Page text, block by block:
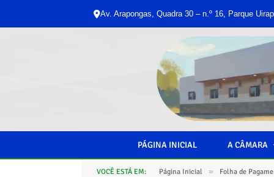
Av. Arapongas, Quadra 30 – n.º 16, Parque
PÁGINA INICIAL A CÂMARA
VOCÊ ESTÁ EM: Página Inicial » Folha de